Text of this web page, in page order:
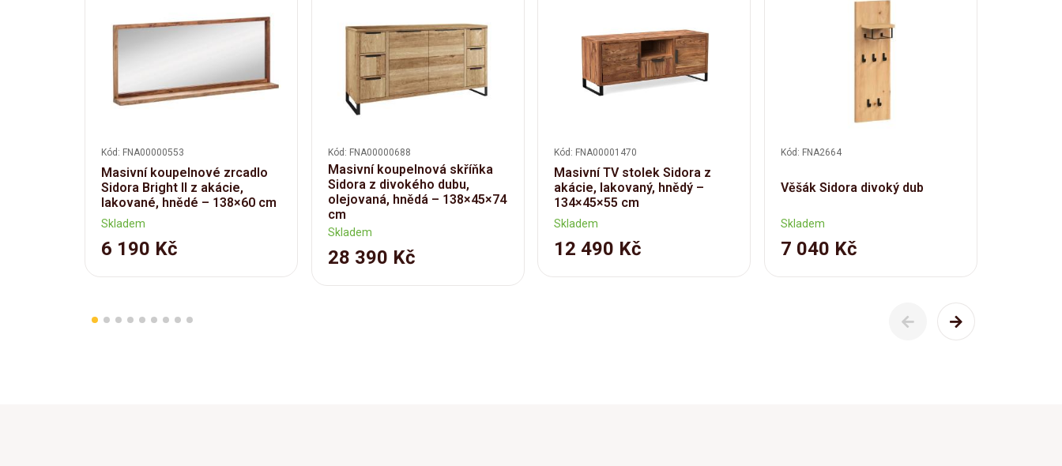
Kód: FNA00000553
Masivní koupelnové zrcadlo
Sidora Bright II z akácie,
lakované, hnědé – 138×60 cm
Skladem
6 190 Kč
Kód: FNA00000688
Masivní koupelnová skříňka
Sidora z divokého dubu,
olejovaná, hnědá – 138×45×74
cm
Skladem
28 390 Kč
Kód: FNA00001470
Masivní TV stolek Sidora z
akácie, lakovaný, hnědý –
134×45×55 cm
Skladem
12 490 Kč
Kód: FNA2664
Věšák Sidora divoký dub
Skladem
7 040 Kč